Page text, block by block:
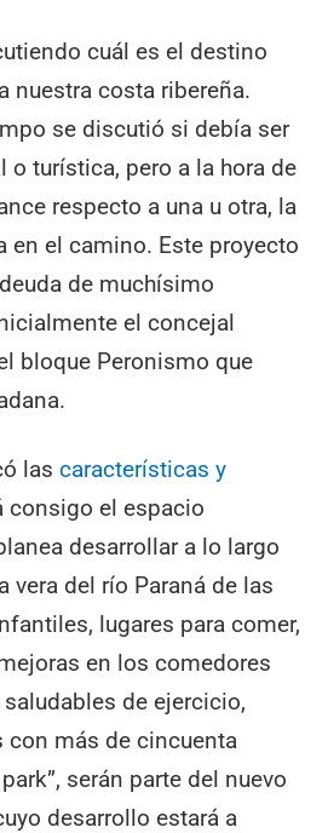
cuál es el destino
nuestra costa ribereña.
se discutió si debía ser
o turística, pero a la hora de
respecto a una u otra, la
en el camino. Este proyecto
de muchísimo
el concejal
bloque Peronismo que
lascaracterísticas y
consigo el espacio
desarrollar a lo largo
vera del río Paraná de las
lugares para comer,
en los comedores
de ejercicio,
con más de cincuenta
serán parte del nuevo
desarrollo estará a